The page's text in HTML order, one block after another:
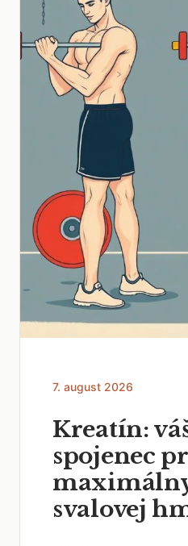
7. august 2026
Kreatín:
spojenec
svalovej